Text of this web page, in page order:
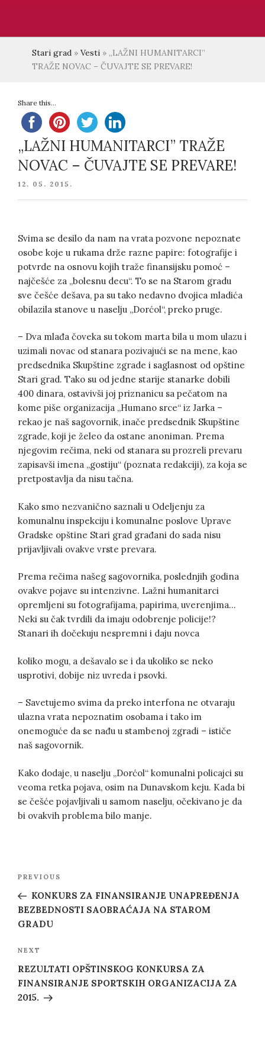
Stari grad » Vesti » „LAŽNI HUMANITARCI”
TRAŽE NOVAC – ČUVAJTE SE PREVARE!
Share this...
„LAŽNI HUMANITARCI” TRAŽE
NOVAC – ČUVAJTE SE PREVARE!
POSTED
12. 05. 2015.
Svima se desilo da nam na vrata pozvone nepoznate
osobe koje u rukama drže razne papire: fotografije i
potvrde na osnovu kojih traže finansijsku pomoć –
najčešće za „bolesnu decu“. To se na Starom gradu
sve češće dešava, pa su tako nedavno dvojica mladića
obilazila stanove u naselju „Dorćol“, preko pruge.
– Dva mlađa čoveka su tokom marta bila u mom ulazu i
uzimali novac od stanara pozivajući se na mene, kao
predsednika Skupštine zgrade i saglasnost od opštine
Stari grad. Tako su od jedne starije stanarke dobili
400 dinara, ostavivši joj priznanicu sa pečatom na
kome piše organizacija „Humano srce“ iz Jarka –
rekao je naš sagovornik, inače predsednik Skupštine
zgrade, koji je želeo da ostane anoniman. Prema
njegovim rečima, neki od stanara su prozreli prevaru
zapisavši imena „gostiju“ (poznata redakciji), za koja se
pretpostavlja da nisu tačna.
Kako smo nezvanično saznali u Odeljenju za
komunalnu inspekciju i komunalne poslove Uprave
Gradske opštine Stari grad građani do sada nisu
prijavljivali ovakve vrste prevara.
Prema rečima našeg sagovornika, poslednjih godina
ovakve pojave su intenzivne. Lažni humanitarci
opremljeni su fotografijama, papirima, uverenjima…
Neki su čak tvrdili da imaju odobrenje policije!?
Stanari ih dočekuju nespremni i daju novca
koliko mogu, a dešavalo se i da ukoliko se neko
usprotivi, dobije niz uvreda i psovki.
– Savetujemo svima da preko interfona ne otvaraju
ulazna vrata nepoznatim osobama i tako im
onemoguće da se nađu u stambenoj zgradi – ističe
naš sagovornik.
Kako dodaje, u naselju „Dorćol“ komunalni policajci su
veoma retka pojava, osim na Dunavskom keju. Kada bi
se češće pojavljivali u samom naselju, očekivano je da
bi ovakvih problema bilo manje.
Post
Previous
Post
PREVIOUS
KONKURS ZA FINANSIRANJE UNAPREĐENJA
BEZBEDNOSTI SAOBRAĆAJA NA STAROM
GRADU
Next
Post
NEXT
REZULTATI OPŠTINSKOG KONKURSA ZA
FINANSIRANJE SPORTSKIH ORGANIZACIJA ZA
2015.